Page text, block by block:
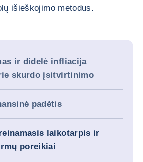
išieškojimo metodus.
ir didelė infliacija
skurdo įsitvirtinimo
padėtis
laikotarpis ir
poreikiai